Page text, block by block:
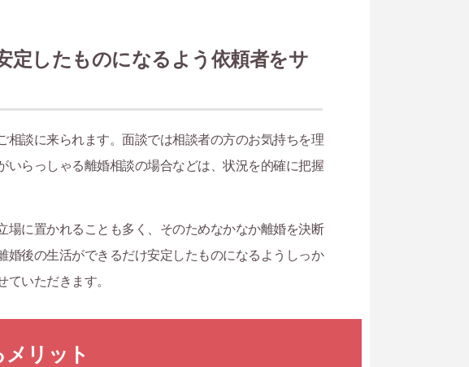
定したものになるよう依頼者をサ
談に来られます。面談では相談者の方のお気持ちを理
らっしゃる離婚相談の場合などは、状況を的確に把握
場に置かれることも多く、そのためなかなか離婚を決断
婚後の生活ができるだけ安定したものになるようしっか
いただきます。
リット